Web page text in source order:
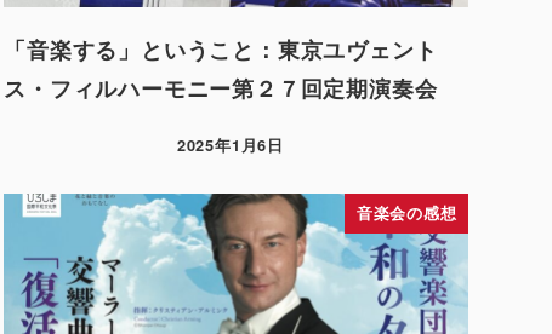
「音楽する」ということ：東京ユヴェント
ス・フィルハーモニー第２７回定期演奏会
2025年1月6日
音楽会の感想